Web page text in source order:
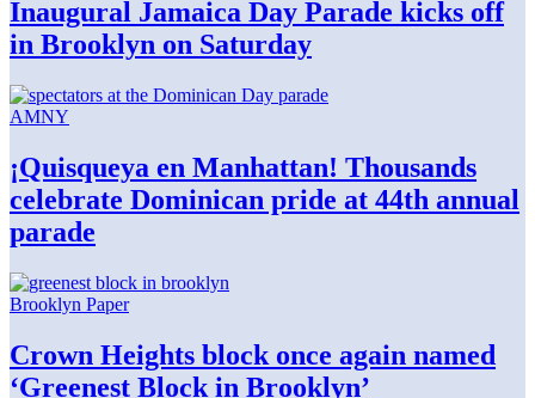
Inaugural Jamaica Day Parade kicks off
in Brooklyn on Saturday
AMNY
¡Quisqueya en Manhattan! Thousands
celebrate Dominican pride at 44th annual
parade
Brooklyn Paper
Crown Heights block once again named
‘Greenest Block in Brooklyn’